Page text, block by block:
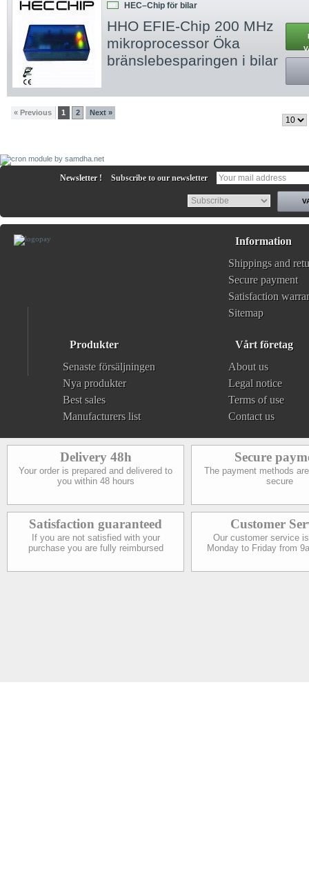
HEC–Chip för bilar
HHO EFIE-Chip 200 MHz
mikroprocessor Öka
bränslebesparingen i bilar
« Previous 1 2 Next »
Newsletter ! Subscribe to our newsletter
Information
Shippings and
Secure payment
Satisfaction
Sitemap
Produkter
Senaste försäljningen
Nya produkter
Best sales
Manufacturers list
Vårt företag
About us
Legal notice
Terms of use
Contact us
Delivery 48h
Your order is prepared and delivered to
you within 48 hours
Secure
The payment methods
secure
Satisfaction guaranteed
If you are not satisfied with your
purchase you are fully reimbursed
Customer
Our customer service
Monday to Friday from